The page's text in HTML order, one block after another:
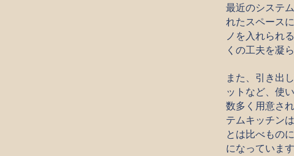
最近のシステ
れたスペース
ノを入れられ
くの工夫を凝
また、引き出
ットなど、使
数多く用意さ
テムキッチン
とは比べもの
になっています